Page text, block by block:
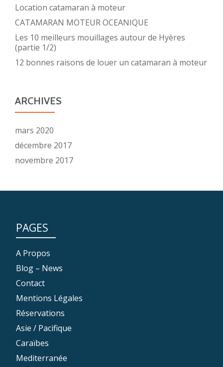
Location catamaran à moteur
CATAMARAN MOTEUR OCEANIQUE
Les 10 meilleurs mouillages autour de Hyères
(partie 1/2)
12 bonnes raisons de louer un catamaran à moteur
ARCHIVES
mars 2020
décembre 2017
novembre 2017
PAGES
A Propos
Blog – News
Contact
Mentions Légales
Réservations
Asie / Pacifique
Caraïbes
Mediterranée